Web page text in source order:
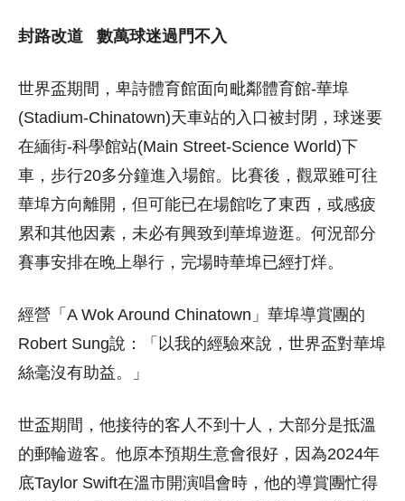
封路改道 數萬球迷過門不入
世界盃期間，卑詩體育館面向毗鄰體育館-華埠
(Stadium-Chinatown)天車站的入口被封閉，球迷要
在緬街-科學館站(Main Street-Science World)下
車，步行20多分鐘進入場館。比賽後，觀眾雖可往
華埠方向離開，但可能已在場館吃了東西，或感疲
累和其他因素，未必有興致到華埠遊逛。何況部分
賽事安排在晚上舉行，完場時華埠已經打烊。
經營「A Wok Around Chinatown」華埠導賞團的
Robert Sung說：「以我的經驗來說，世界盃對華埠
絲毫沒有助益。」
世盃期間，他接待的客人不到十人，大部分是抵溫
的郵輪遊客。他原本預期生意會很好，因為2024年
底Taylor Swift在溫市開演唱會時，他的導賞團忙得